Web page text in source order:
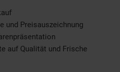
und Preisauszeichnung
auf Qualität und Frische